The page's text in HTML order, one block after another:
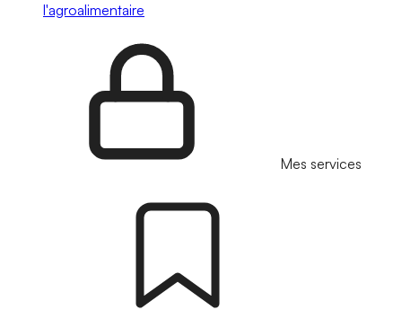
l'agroalimentaire
Mes services